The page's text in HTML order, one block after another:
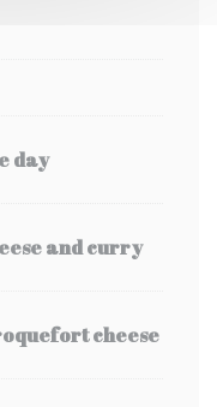
day
and curry
cheese